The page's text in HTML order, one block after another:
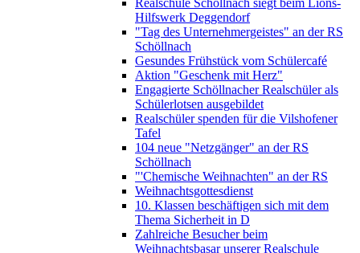
Realschule Schöllnach siegt beim Lions-
Hilfswerk Deggendorf
"Tag des Unternehmergeistes" an der RS
Schöllnach
Gesundes Frühstück vom Schülercafé
Aktion "Geschenk mit Herz"
Engagierte Schöllnacher Realschüler als
Schülerlotsen ausgebildet
Realschüler spenden für die Vilshofener
Tafel
104 neue "Netzgänger" an der RS
Schöllnach
"'Chemische Weihnachten" an der RS
Weihnachtsgottesdienst
10. Klassen beschäftigen sich mit dem
Thema Sicherheit in D
Zahlreiche Besucher beim
Weihnachtsbasar unserer Realschule